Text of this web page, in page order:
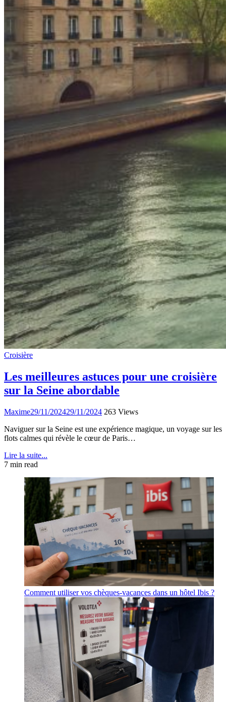
Croisière
Les meilleures astuces pour une croisière
sur la Seine abordable
Maxime29/11/202429/11/2024 263 Views
Naviguer sur la Seine est une expérience magique, un voyage sur les
flots calmes qui révèle le cœur de Paris…
Lire la suite...
7 min read
Comment utiliser vos chèques-vacances dans un hôtel Ibis ?